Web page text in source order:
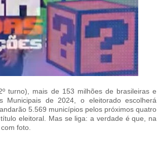
turno), mais de 153 milhões de brasileiras e
Municipais de 2024, o eleitorado escolherá
5.569 municípios pelos próximos quatro
eleitoral. Mas se liga: a verdade é que, na
foto.